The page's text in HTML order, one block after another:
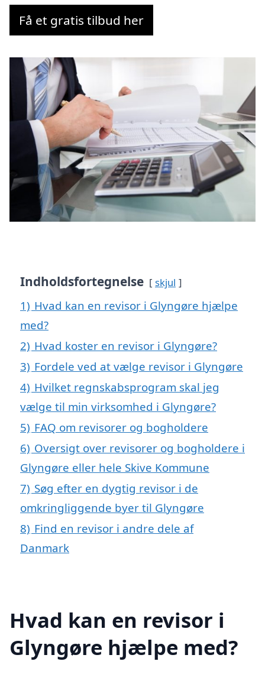
Få et gratis tilbud her
Indholdsfortegnelse skjul
1) Hvad kan en revisor i Glyngøre hjælpe
med?
2) Hvad koster en revisor i Glyngøre?
3) Fordele ved at vælge revisor i Glyngøre
4) Hvilket regnskabsprogram skal jeg
vælge til min virksomhed i Glyngøre?
5) FAQ om revisorer og bogholdere
6) Oversigt over revisorer og bogholdere i
Glyngøre eller hele Skive Kommune
7) Søg efter en dygtig revisor i de
omkringliggende byer til Glyngøre
8) Find en revisor i andre dele af
Danmark
Hvad kan en revisor i
Glyngøre hjælpe med?